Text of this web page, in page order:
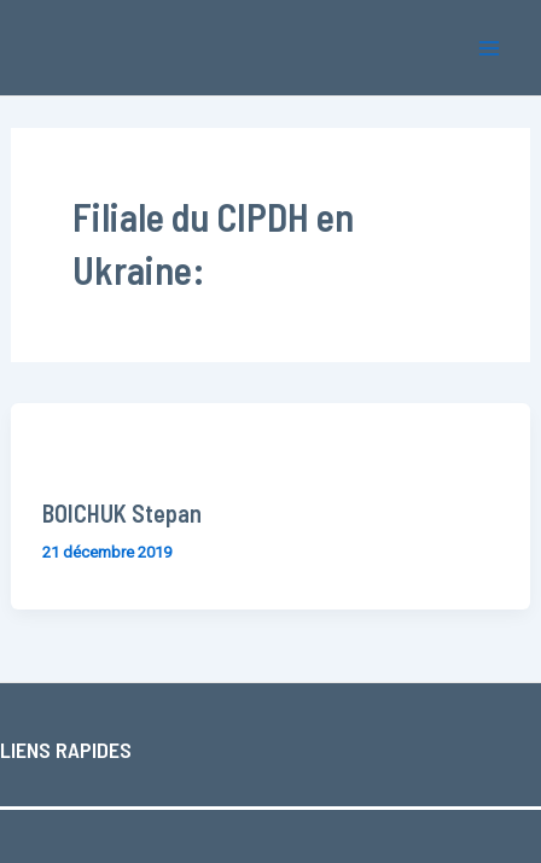
Filiale du CIPDH en
Ukraine:
BOICHUK Stepan
21 décembre 2019
LIENS RAPIDES